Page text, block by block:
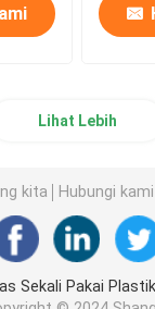
Lihat Lebih
kita Hubungi kami
Sekali Pakai